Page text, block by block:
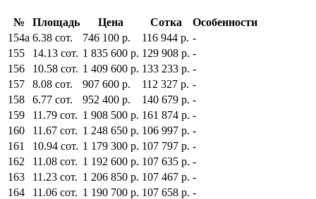
№ Площадь Цена Сотка
Особенности
154а 6.38 сот. 746 100 р. 116 944 р. -
155
14.13 сот. 1 835 600 р. 129 908 р. -
156
10.58 сот. 1 409 600 р. 133 233 р. -
157
8.08 сот. 907 600 р. 112 327 р. -
158
6.77 сот. 952 400 р. 140 679 р. -
159
11.79 сот. 1 908 500 р. 161 874 р. -
160
11.67 сот. 1 248 650 р. 106 997 р. -
161
10.94 сот. 1 179 300 р. 107 797 р. -
162
11.08 сот. 1 192 600 р. 107 635 р. -
163
11.23 сот. 1 206 850 р. 107 467 р. -
164
11.06 сот. 1 190 700 р. 107 658 р. -